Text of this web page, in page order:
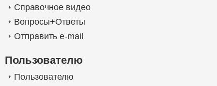
Справочное видео
Вопросы+Ответы
Отправить e-mail
Пользователю
Пользователю